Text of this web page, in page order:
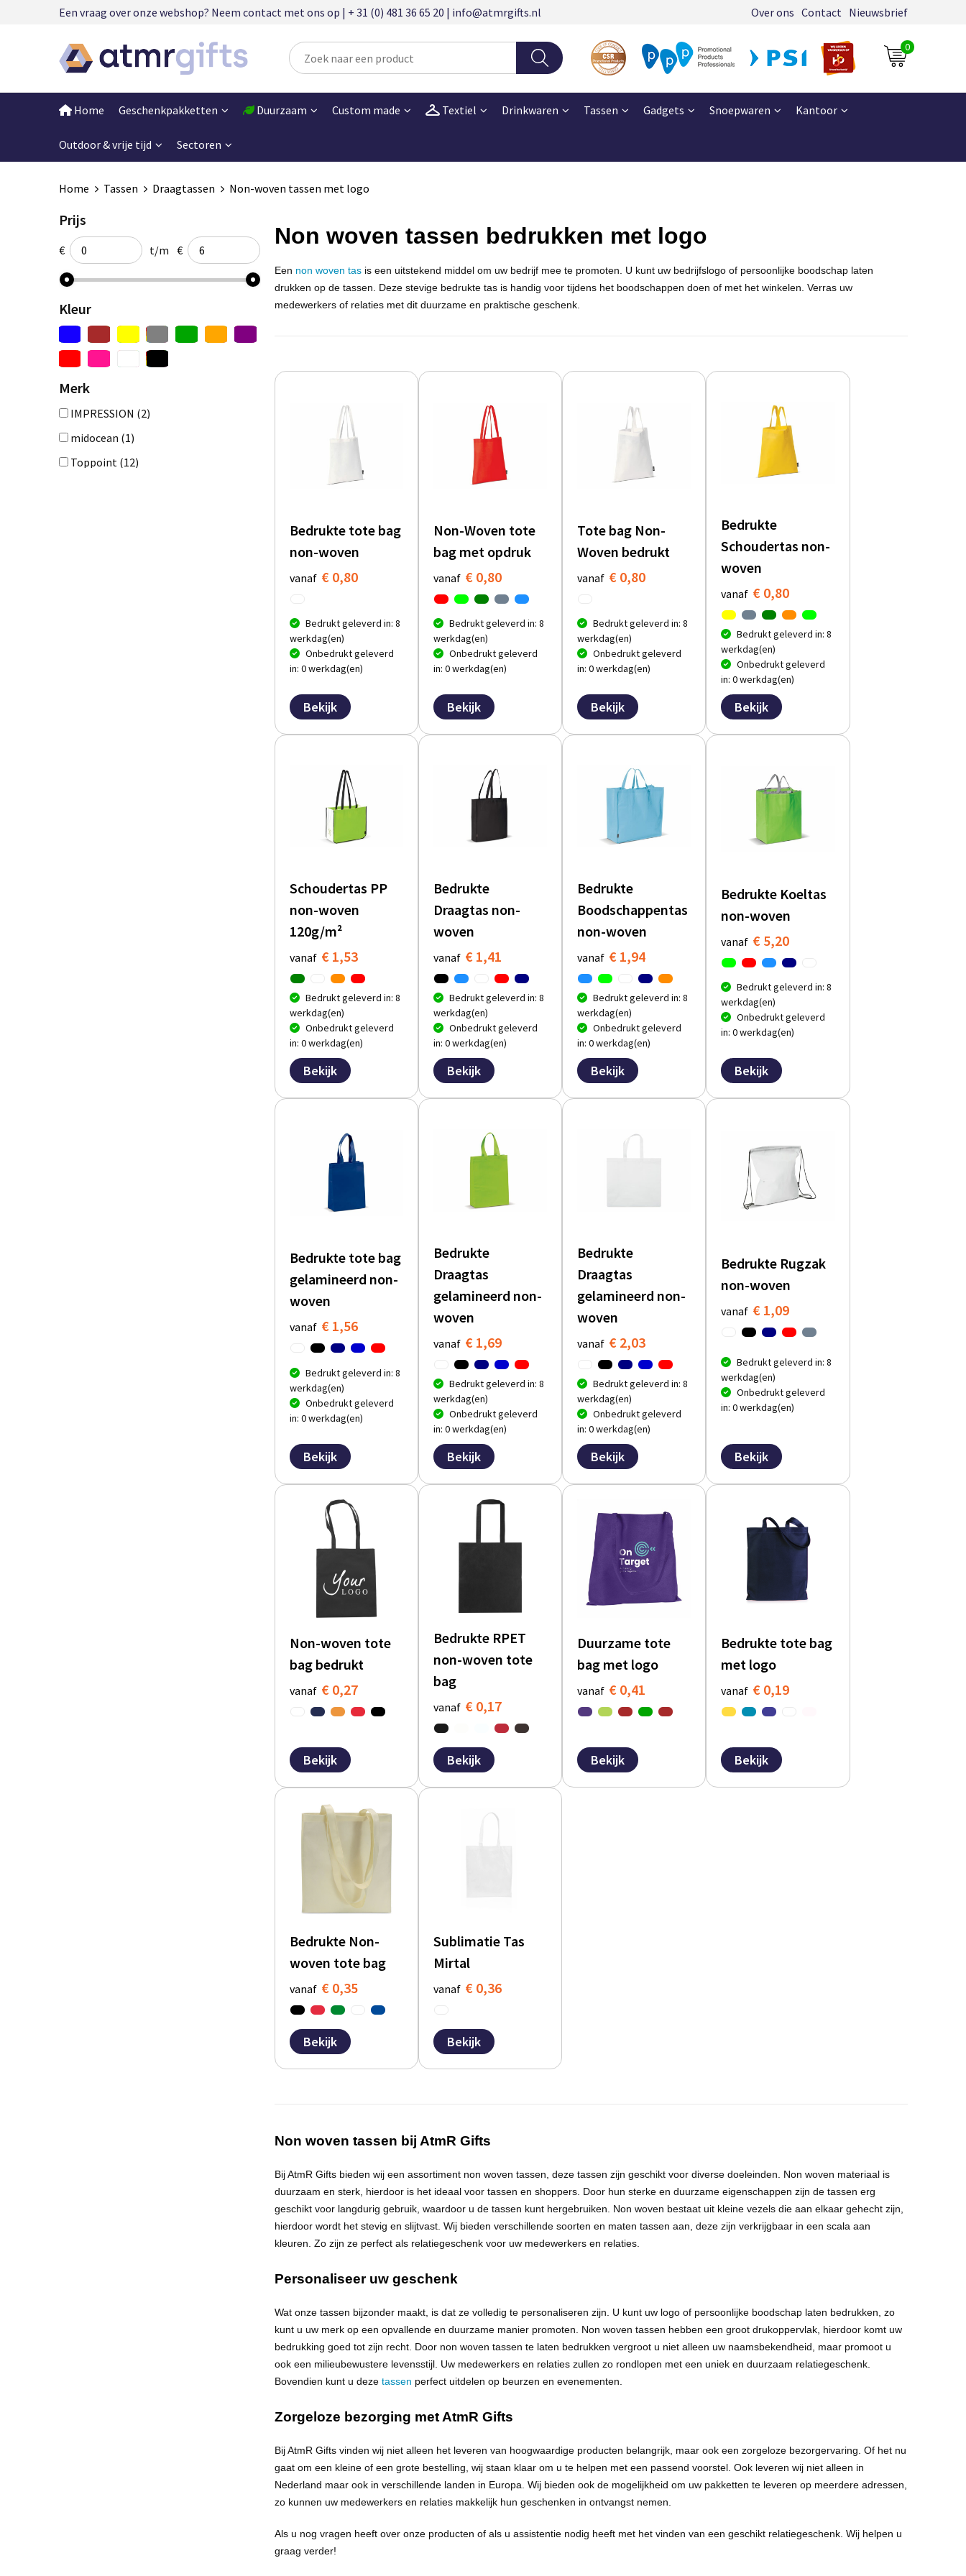
Een vraag over onze webshop? Neem contact met ons op | + 31 (0) 481 36 65 20 | info@atmrgifts.nl Over ons Contact Nieuwsbrief
0
Home Geschenkpakketten Duurzaam Custom made Textiel Drinkwaren Tassen Gadgets Snoepwaren Kantoor
Outdoor & vrije tijd Sectoren
Home Tassen Draagtassen Non-woven tassen met logo
Prijs
€ t/m €
Kleur
Merk
IMPRESSION (2)
midocean (1)
Toppoint (12)
Non woven tassen bedrukken met logo
Een non woven tasis een uitstekend middel om uw bedrijf mee te promoten. U kunt uw bedrijfslogo of persoonlijke boodschap laten
drukken op de tassen. Deze stevige bedrukte tas is handig voor tijdens het boodschappen doen of met het winkelen. Verras uw
medewerkers of relaties met dit duurzame en praktische geschenk.
Bedrukte tote bag
non-woven
vanaf € 0,80
Bedrukt geleverd in: 8
werkdag(en)
Onbedrukt geleverd
in: 0 werkdag(en)
Bekijk
Non-Woven tote
bag met opdruk
vanaf € 0,80
Bedrukt geleverd in: 8
werkdag(en)
Onbedrukt geleverd
in: 0 werkdag(en)
Bekijk
Tote bag Non-
Woven bedrukt
vanaf € 0,80
Bedrukt geleverd in: 8
werkdag(en)
Onbedrukt geleverd
in: 0 werkdag(en)
Bekijk
Bedrukte
Schoudertas non-
woven
vanaf € 0,80
Bedrukt geleverd in: 8
werkdag(en)
Onbedrukt geleverd
in: 0 werkdag(en)
Bekijk
Schoudertas PP
non-woven
120g/m²
vanaf € 1,53
Bedrukt geleverd in: 8
werkdag(en)
Onbedrukt geleverd
in: 0 werkdag(en)
Bekijk
Bedrukte
Draagtas non-
woven
vanaf € 1,41
Bedrukt geleverd in: 8
werkdag(en)
Onbedrukt geleverd
in: 0 werkdag(en)
Bekijk
Bedrukte
Boodschappentas
non-woven
vanaf € 1,94
Bedrukt geleverd in: 8
werkdag(en)
Onbedrukt geleverd
in: 0 werkdag(en)
Bekijk
Bedrukte Koeltas
non-woven
vanaf € 5,20
Bedrukt geleverd in: 8
werkdag(en)
Onbedrukt geleverd
in: 0 werkdag(en)
Bekijk
Bedrukte tote bag
gelamineerd non-
woven
vanaf € 1,56
Bedrukt geleverd in: 8
werkdag(en)
Onbedrukt geleverd
in: 0 werkdag(en)
Bekijk
Bedrukte
Draagtas
gelamineerd non-
woven
vanaf € 1,69
Bedrukt geleverd in: 8
werkdag(en)
Onbedrukt geleverd
in: 0 werkdag(en)
Bekijk
Bedrukte
Draagtas
gelamineerd non-
woven
vanaf € 2,03
Bedrukt geleverd in: 8
werkdag(en)
Onbedrukt geleverd
in: 0 werkdag(en)
Bekijk
Bedrukte Rugzak
non-woven
vanaf € 1,09
Bedrukt geleverd in: 8
werkdag(en)
Onbedrukt geleverd
in: 0 werkdag(en)
Bekijk
Non-woven tote
bag bedrukt
vanaf € 0,27
Bekijk
Bedrukte RPET
non-woven tote
bag
vanaf € 0,17
Bekijk
Duurzame tote
bag met logo
vanaf € 0,41
Bekijk
Bedrukte tote bag
met logo
vanaf € 0,19
Bekijk
Bedrukte Non-
woven tote bag
vanaf € 0,35
Bekijk
Sublimatie Tas
Mirtal
vanaf € 0,36
Bekijk
Non woven tassen bij AtmR Gifts
BijAtmRGifts bieden wij een assortiment non woven tassen, deze tassen zijn geschikt voor diverse doeleinden. Non woven materiaal is
duurzaam en sterk, hierdoor is het ideaal voor tassen en shoppers. Door hun sterke en duurzame eigenschappen zijn de tassen erg
geschikt voor langdurig gebruik, waardoor u de tassen kunt hergebruiken. Non woven bestaat uit kleine vezels die aan elkaar gehecht zijn,
hierdoor wordt het stevig en slijtvast. Wij bieden verschillende soorten en maten tassen aan, deze zijn verkrijgbaar in een scala aan
kleuren. Zo zijn ze perfect als relatiegeschenk voor uw medewerkers en relaties.
Personaliseer uw geschenk
Wat onze tassen bijzonder maakt, is dat ze volledig te personaliseren zijn. U kunt uw logo of persoonlijke boodschap laten bedrukken, zo
kunt u uw merk op een opvallende en duurzame manier promoten. Non woven tassen hebben een groot drukoppervlak, hierdoor komt uw
bedrukking goed tot zijn recht. Door non woven tassen te laten bedrukken vergroot u niet alleen uw naamsbekendheid, maar promoot u
ook een milieubewustere levensstijl. Uw medewerkers en relaties zullen zo rondlopen met een uniek en duurzaam relatiegeschenk.
Bovendien kunt u deze tassen perfect uitdelen op beurzen en evenementen.
Zorgeloze bezorging metAtmR Gifts
BijAtmRGifts vinden wij niet alleen het leveren van hoogwaardige producten belangrijk, maar ook een zorgeloze bezorgervaring. Of het nu
gaat om een kleine of een grote bestelling, wij staan klaar om u te helpen met een passend voorstel. Ook leveren wij niet alleen in
Nederland maar ook in verschillende landen in Europa. Wij bieden ook de mogelijkheid om uw pakketten te leveren op meerdere adressen,
zo kunnen uw medewerkers en relaties makkelijk hun geschenken in ontvangst nemen.
Als u nog vragen heeft over onze producten of als u assistentie nodig heeft met het vinden van een geschikt relatiegeschenk. Wij helpen u
graag verder!